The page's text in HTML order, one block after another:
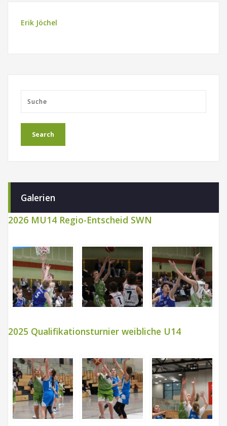
Erik Jöchel
Galerien
2026 MU14 Regio-Entscheid SWN
2025 Qualifikationsturnier weibliche U14